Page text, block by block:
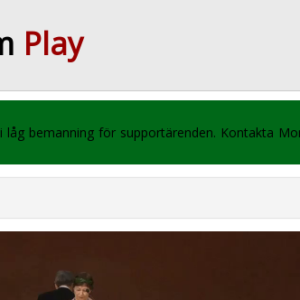
Play
bemanning för supportärenden. Kontakta